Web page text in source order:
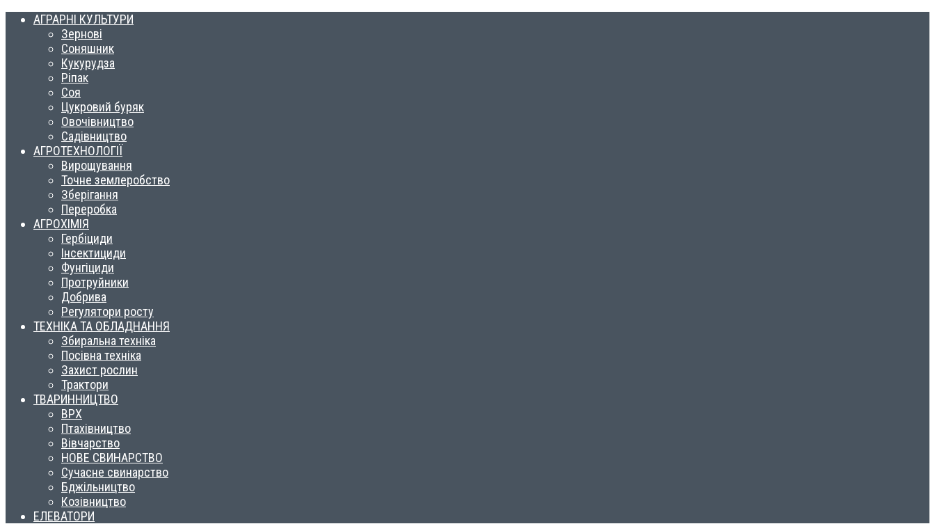
АГРАРНІ КУЛЬТУРИ
Зернові
Соняшник
Кукурудза
Ріпак
Соя
Цукровий буряк
Овочівництво
Садівництво
АГРОТЕХНОЛОГІЇ
Вирощування
Точне землеробство
Зберігання
Переробка
АГРОХІМІЯ
Гербіциди
Інсектициди
Фунгіциди
Протруйники
Добрива
Регулятори росту
ТЕХНІКА ТА ОБЛАДНАННЯ
Збиральна техніка
Посівна техніка
Захист рослин
Трактори
ТВАРИННИЦТВО
ВРХ
Птахівництво
Вівчарство
НОВЕ СВИНАРСТВО
Сучасне свинарство
Бджільництво
Козівництво
ЕЛЕВАТОРИ